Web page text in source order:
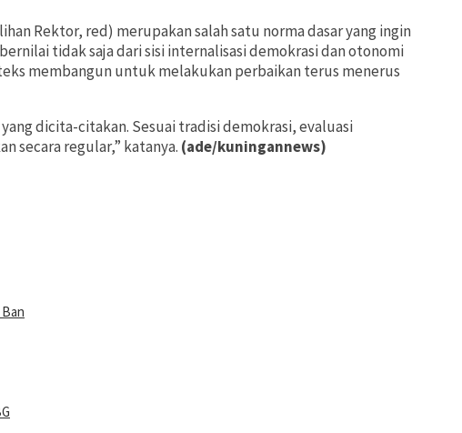
Rektor, red) merupakan salah satu norma dasar yang ingin
tidak saja dari sisi internalisasi demokrasi dan otonomi
membangun untuk melakukan perbaikan terus menerus
dicita-citakan. Sesuai tradisi demokrasi, evaluasi
secara regular,” katanya. (ade/kuningannews)